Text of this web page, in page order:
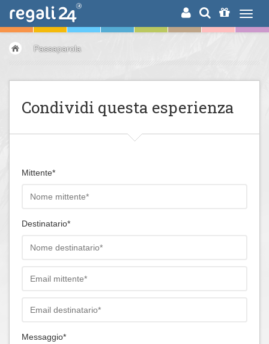
RICERCA
Passaparola
Condividi questa esperienza
Mittente*
Destinatario*
Messaggio*